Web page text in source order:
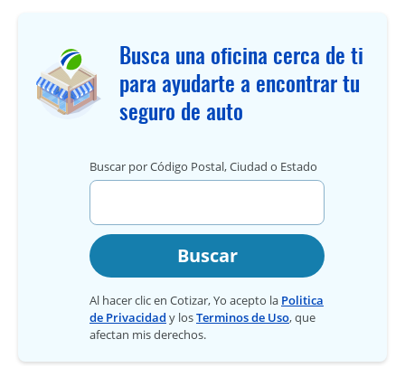
Busca una oficina cerca de ti
para ayudarte a encontrar tu
seguro de auto
Buscar por Código Postal, Ciudad o Estado
Buscar
Al hacer clic en Cotizar, Yo acepto la Politica
de Privacidad y losTerminos de Uso, que
afectan mis derechos.